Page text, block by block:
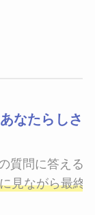
あなたらしさ
質問に答える
見ながら最終